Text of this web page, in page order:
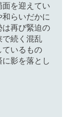
を迎えてい
らいだかに
は再び緊迫の
で続く混乱
ているもの
影を落とし